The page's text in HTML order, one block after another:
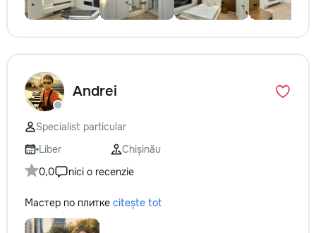
Andrei
Specialist particular
Liber
Chișinău
0,0
nici o recenzie
Мастер по плитке citește tot